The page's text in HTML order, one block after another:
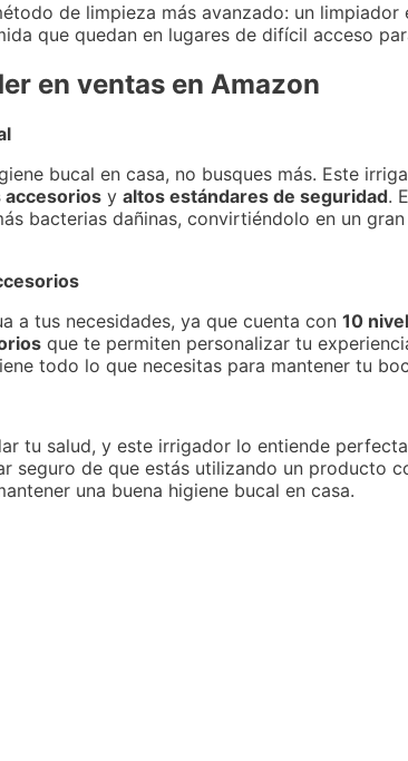
de limpieza más avanzado: un limpiador
que quedan en lugares de difícil acceso
en ventas en Amazon
bucal en casa, no busques más. Este
accesorios y altos estándares de seguridad.
bacterias dañinas, convirtiéndolo en un
a tus necesidades, ya que cuenta con 10
que te permiten personalizar tu
todo lo que necesitas para mantener tu
tu salud, y este irrigador lo entiende
seguro de que estás utilizando un producto
una buena higiene bucal en casa.